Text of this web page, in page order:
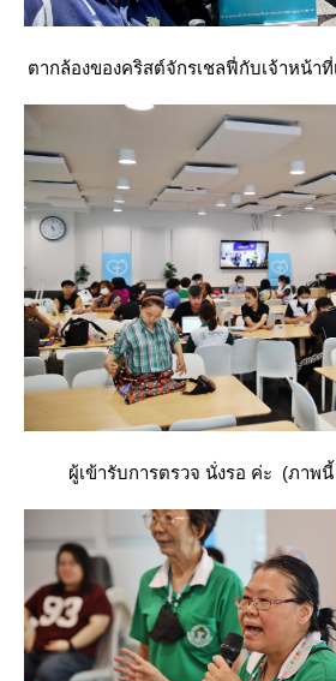
ตากล้องของคริสต์จักรเชลฟี่กับเจ้าหน้า
ผู้เข้ารับการตรวจ นั่งรอ ค่ะ (ภาพ